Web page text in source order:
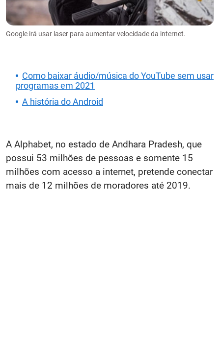
Google irá usar laser para aumentar velocidade da internet.
Como baixar áudio/música do YouTube sem usar
programas em 2021
A história do Android
A Alphabet, no estado de Andhara Pradesh, que
possui 53 milhões de pessoas e somente 15
milhões com acesso a internet, pretende conectar
mais de 12 milhões de moradores até 2019.